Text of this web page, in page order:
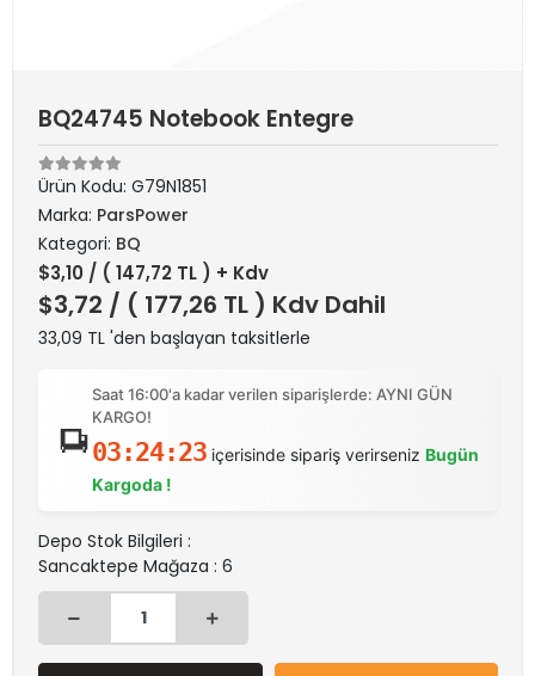
BQ24745 Notebook Entegre
Ürün Kodu: G79N1851
Marka: ParsPower
Kategori: BQ
$3,10 / ( 147,72 TL ) + Kdv
$3,72 / ( 177,26 TL ) Kdv Dahil
33,09 TL 'den başlayan taksitlerle
Saat 16:00'a kadar verilen siparişlerde: AYNI GÜN
KARGO!
03:24:23içerisinde sipariş verirseniz Bugün
Kargoda !
Depo Stok Bilgileri :
Sancaktepe Mağaza : 6